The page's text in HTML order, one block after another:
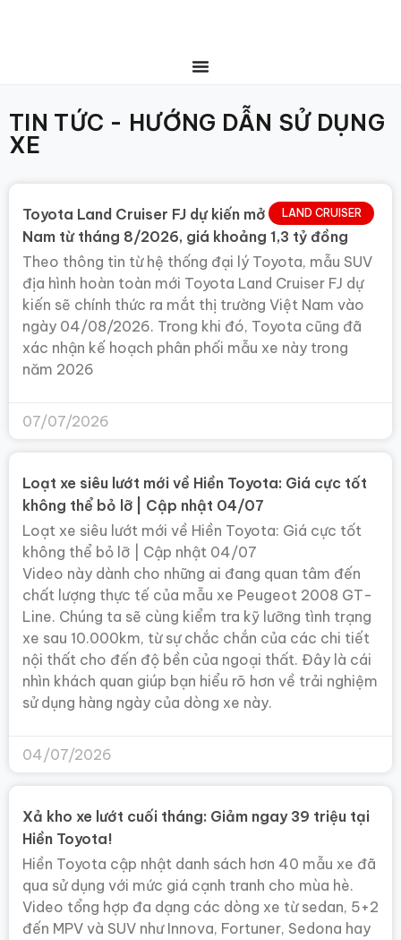
TIN TỨC - HƯỚNG DẪN SỬ DỤNG
XE
LAND CRUISER
Toyota Land Cruiser FJ dự kiến mở bán tại Việt
Nam từ tháng 8/2026, giá khoảng 1,3 tỷ đồng
Theo thông tin từ hệ thống đại lý Toyota, mẫu SUV
địa hình hoàn toàn mới Toyota Land Cruiser FJ dự
kiến sẽ chính thức ra mắt thị trường Việt Nam vào
ngày 04/08/2026. Trong khi đó, Toyota cũng đã
xác nhận kế hoạch phân phối mẫu xe này trong
năm 2026
07/07/2026
Loạt xe siêu lướt mới về Hiền Toyota: Giá cực tốt
không thể bỏ lỡ | Cập nhật 04/07
Loạt xe siêu lướt mới về Hiền Toyota: Giá cực tốt
không thể bỏ lỡ | Cập nhật 04/07
Video này dành cho những ai đang quan tâm đến
chất lượng thực tế của mẫu xe Peugeot 2008 GT-
Line. Chúng ta sẽ cùng kiểm tra kỹ lưỡng tình trạng
xe sau 10.000km, từ sự chắc chắn của các chi tiết
nội thất cho đến độ bền của ngoại thất. Đây là cái
nhìn khách quan giúp bạn hiểu rõ hơn về trải nghiệm
sử dụng hàng ngày của dòng xe này.
04/07/2026
Xả kho xe lướt cuối tháng: Giảm ngay 39 triệu tại
Hiền Toyota!
Hiền Toyota cập nhật danh sách hơn 40 mẫu xe đã
qua sử dụng với mức giá cạnh tranh cho mùa hè.
Video tổng hợp đa dạng các dòng xe từ sedan, 5+2
đến MPV và SUV như Innova, Fortuner, Sedona hay